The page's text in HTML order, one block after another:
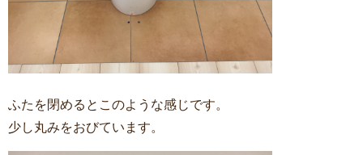
ふたを閉めるとこのような感じです。
少し丸みをおびています。